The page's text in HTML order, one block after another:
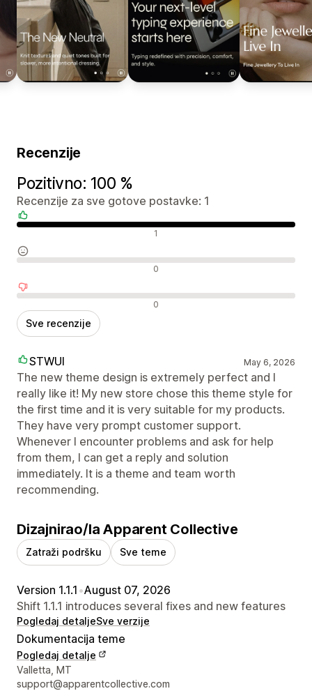
Recenzije
Pozitivno: 100 %
Recenzije za sve gotove postavke: 1
1
0
0
Sve recenzije
STWUI May 6, 2026
The new theme design is extremely perfect and I
really like it! My new store chose this theme style for
the first time and it is very suitable for my products.
They have very prompt customer support.
Whenever I encounter problems and ask for help
from them, I can get a reply and solution
immediately. It is a theme and team worth
recommending.
Dizajnirao/la Apparent Collective
Zatraži podršku Sve teme
Version 1.1.1 •August 07, 2026
Shift 1.1.1 introduces several fixes and new features
Pogledaj detaljeSve verzije
Dokumentacija teme
Pogledaj detalje
Podaci za kontakt dizajnera
Valletta, MT
support@apparentcollective.com